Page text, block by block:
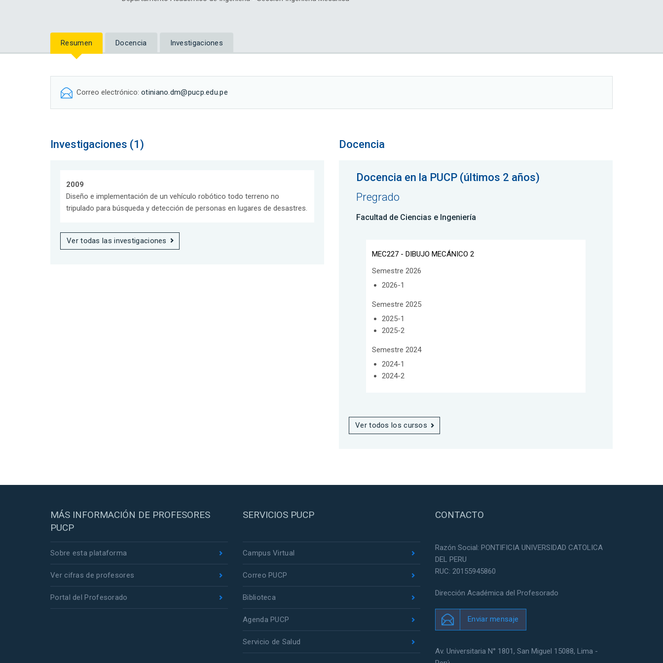
Resumen Docencia Investigaciones
Correo electrónico: otiniano.dm@pucp.edu.pe
Investigaciones (1)
2009
Diseño e implementación de un vehículo robótico todo terreno no
tripulado para búsqueda y detección de personas en lugares de desastres.
Ver todas las investigaciones
Docencia
Docencia en la PUCP (últimos 2 años)
Pregrado
Facultad de Ciencias e Ingeniería
MEC227 - DIBUJO MECÁNICO 2
Semestre 2026
2026-1
Semestre 2025
2025-1
2025-2
Semestre 2024
2024-1
2024-2
Ver todos los cursos
MÁS INFORMACIÓN DE PROFESORES
PUCP
Sobre esta plataforma
Ver cifras de profesores
Portal del Profesorado
SERVICIOS PUCP
Campus Virtual
Correo PUCP
Biblioteca
Agenda PUCP
Servicio de Salud
CONTACTO
Razón Social: PONTIFICIA UNIVERSIDAD CATOLICA
DEL PERU
RUC: 20155945860
Dirección Académica del Profesorado
Enviar mensaje
Av. Universitaria N° 1801, San Miguel 15088, Lima -